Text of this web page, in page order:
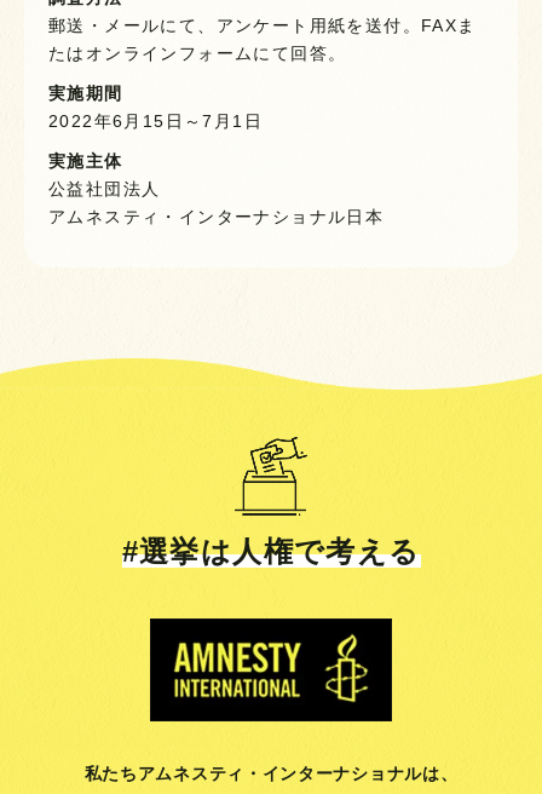
郵送・メールにて、アンケート用紙を送付。FAXま
たはオンラインフォームにて回答。
実施期間
2022年6月15日～7月1日
実施主体
公益社団法人
アムネスティ・インターナショナル日本
#選挙は人権で考える
私たちアムネスティ・インターナショナルは、